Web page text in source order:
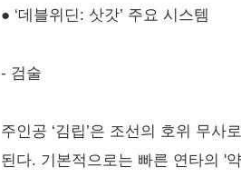
● ‘데블위딘: 삿갓’ 주요 시스템
- 검술
주인공 ‘김립’은 조선의 호위 무
된다. 기본적으로는 빠른 연타의 '